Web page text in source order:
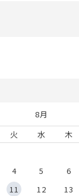
8月
火 水 木
4 5 6
11 12 13